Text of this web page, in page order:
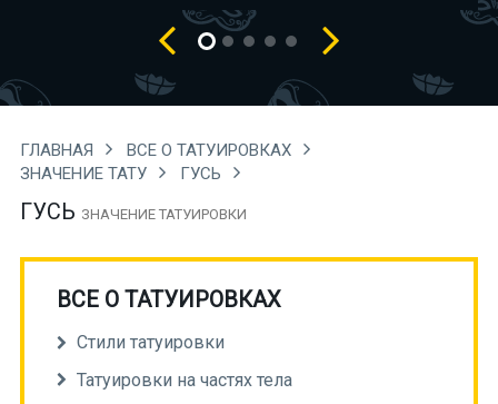
ГЛАВНАЯ
ВСЕ О ТАТУИРОВКАХ
ЗНАЧЕНИЕ ТАТУ
ГУСЬ
ГУСЬ ЗНАЧЕНИЕ ТАТУИРОВКИ
ВСЕ О ТАТУИРОВКАХ
Стили татуировки
Татуировки на частях тела